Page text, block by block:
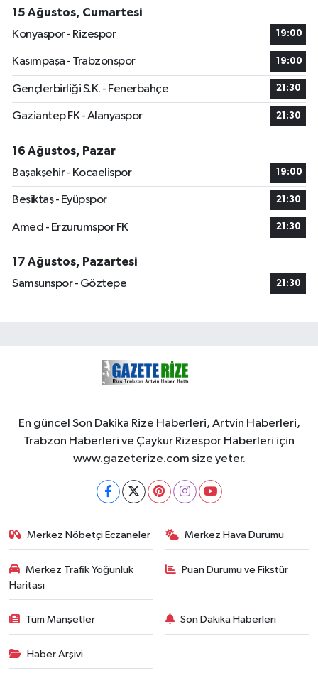
15 Ağustos, Cumartesi
Konyaspor - Rizespor
19:00
Kasımpaşa - Trabzonspor 19:00
Gençlerbirliği S.K. - Fenerbahçe 21:30
Gaziantep FK - Alanyaspor 21:30
16 Ağustos, Pazar
Başakşehir - Kocaelispor
19:00
Beşiktaş - Eyüpspor 21:30
Amed - Erzurumspor FK 21:30
17 Ağustos, Pazartesi
Samsunspor - Göztepe
21:30
En güncel Son Dakika Rize Haberleri, Artvin Haberleri,
Trabzon Haberleri ve Çaykur Rizespor Haberleri için
www.gazeterize.com size yeter.
Merkez Nöbetçi Eczaneler Merkez Hava Durumu
Merkez Trafik Yoğunluk
Haritası
Puan Durumu ve Fikstür
Tüm Manşetler Son Dakika Haberleri
Haber Arşivi